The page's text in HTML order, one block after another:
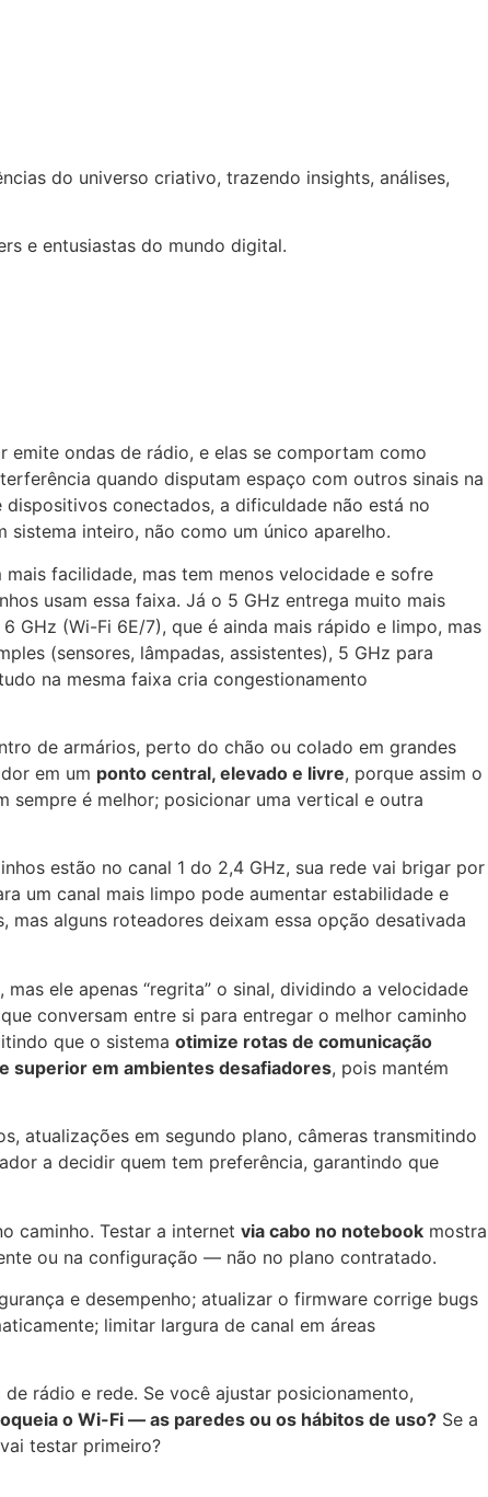
do universo criativo, trazendo insights, análises,
e entusiastas do mundo digital.
emite ondas de rádio, e elas se comportam como
quando disputam espaço com outros sinais na
dispositivos conectados, a dificuldade não está no
inteiro, não como um único aparelho.
facilidade, mas tem menos velocidade e sofre
usam essa faixa. Já o 5 GHz entrega muito mais
GHz (Wi-Fi 6E/7), que é ainda mais rápido e limpo, mas
(sensores, lâmpadas, assistentes), 5 GHz para
na mesma faixa cria congestionamento
de armários, perto do chão ou colado em grandes
em um ponto central, elevado e livre, porque assim o
sempre é melhor; posicionar uma vertical e outra
estão no canal 1 do 2,4 GHz, sua rede vai brigar por
um canal mais limpo pode aumentar estabilidade e
mas alguns roteadores deixam essa opção desativada
ele apenas “regrita” o sinal, dividindo a velocidade
conversam entre si para entregar o melhor caminho
que o sistema otimize rotas de comunicação
superior em ambientes desafiadores, pois mantém
atualizações em segundo plano, câmeras transmitindo
a decidir quem tem preferência, garantindo que
caminho. Testar a internet via cabo no notebook mostra
ou na configuração — não no plano contratado.
e desempenho; atualizar o firmware corrige bugs
limitar largura de canal em áreas
rádio e rede. Se você ajustar posicionamento,
o Wi-Fi — as paredes ou os hábitos de uso? Se a
testar primeiro?